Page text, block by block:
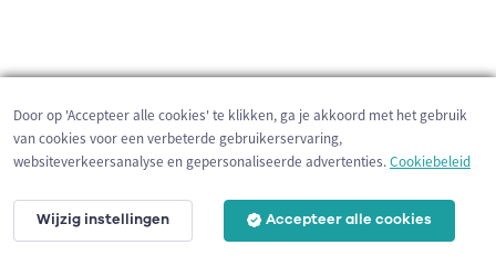
2 km
Door op 'Accepteer alle cookies' te klikken, ga je akkoord met het gebruik
van cookies voor een verbeterde gebruikerservaring,
websiteverkeersanalyse en gepersonaliseerde advertenties.Cookiebeleid
Wijzig instellingen Accepteer alle cookies